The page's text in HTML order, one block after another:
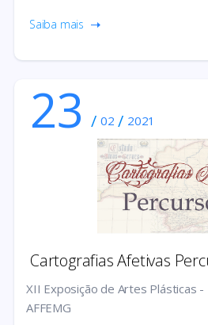
Saiba mais
23 /02 / 2021
Cartografias Afetivas
XII Exposição de Artes Plásticas
AFFEMG